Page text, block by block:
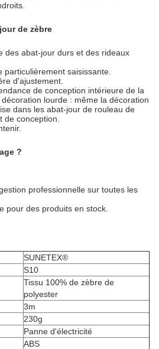
de zèbre
des abat-jour durs et des rideaux
particulièrement saisissante.
d'ajustement.
de conception intérieure de la
lourde : même la décoration
dans les abat-jour de rouleau de
de conception.
?
professionnelle sur toutes les
pour des produits en stock.
SUNETEX®
S10
Tissu 100% de zèbre de
polyester
3m
230g
Panne d'électricité
ABS